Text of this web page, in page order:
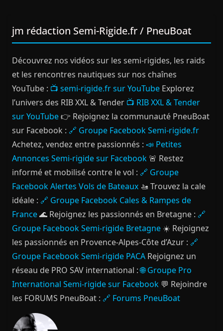
jm rédaction Semi-Rigide.fr / PneuBoat
Découvrez nos vidéos sur les semi-rigides, les raids
et les rencontres nautiques sur nos chaînes
YouTube : 📺 semi-rigide.fr sur YouTube Explorez
l’univers des RIB XXL & Tender 📺 RIB XXL & Tender
sur YouTube👉 Rejoignez la communauté PneuBoat
sur Facebook : 🔗 Groupe Facebook Semi-rigide.fr
Achetez, vendez entre passionnés : 📣 Petites
Annonces Semi-rigide sur Facebook 🚨 Restez
informé et mobilisé contre le vol : 🔗 Groupe
Facebook Alertes Vols de Bateaux 🚤 Trouvez la cale
idéale : 🔗 Groupe Facebook Cales & Rampes de
France🌊 Rejoignez les passionnés en Bretagne : 🔗
Groupe Facebook Semi-rigide Bretagne ☀️ Rejoignez
les passionnés en Provence-Alpes-Côte d’Azur : 🔗
Groupe Facebook Semi-rigide PACA Rejoignez un
réseau de PRO SAV international :🌐 Groupe Pro
International Semi-rigide sur Facebook 💬 Rejoindre
les FORUMS PneuBoat : 🔗 Forums PneuBoat